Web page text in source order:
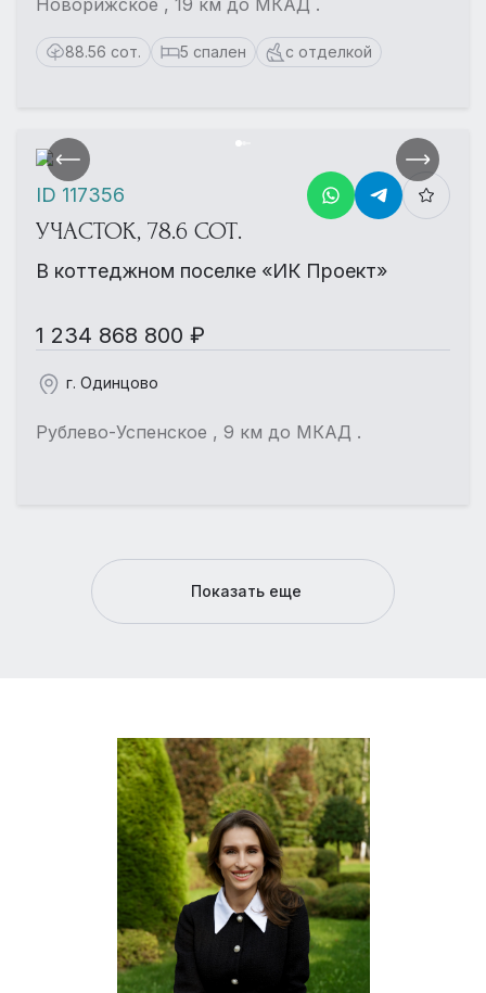
88.56 сот. 5 спален с отделкой
УЧАСТОК, 78.6 СОТ.
В коттеджном поселке «ИК Проект»
1 234 868 800 ₽
г. Одинцово
Рублево-Успенское , 9 км до МКАД .
ID 117356
Показать еще